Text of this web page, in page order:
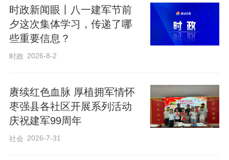
时政新闻眼丨八一建军节前
夕这次集体学习，传递了哪
些重要信息？
时政 2026-8-2
赓续红色血脉 厚植拥军情怀
枣强县各社区开展系列活动
庆祝建军99周年
社会 2026-7-31